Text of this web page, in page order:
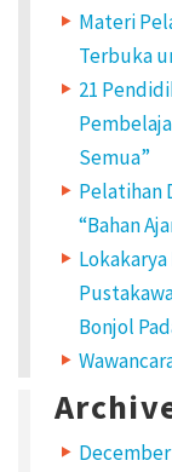
Materi
Terbuka
21
Semua”
Pelatihan
“Bahan
Bonjol
December